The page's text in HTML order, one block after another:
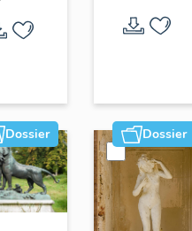
Louis
Dossier Dossier